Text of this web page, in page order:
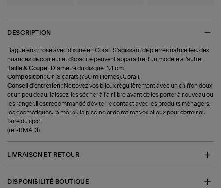
DESCRIPTION
Bague en or rose avec disque en Corail. S'agissant de pierres naturelles, des
nuances de couleur et d'opacité peuvent apparaître d'un modèle à l'autre.
Taille & Coupe : Diamètre du disque : 1,4 cm.
Composition :Or 18 carats (750 millièmes). Corail.
Conseil d'entretien : Nettoyez vos bijoux régulièrement avec un chiffon doux
et un peu d'eau, laissez-les sécher à l'air libre avant de les porter à nouveau ou
les ranger. Il est recommandé d'éviter le contact avec les produits ménagers,
les cosmétiques, la mer ou la piscine et de retirez vos bijoux pour dormir ou
faire du sport.
(ref-RMAD1)
LIVRAISON ET RETOUR
DISPONIBILITÉ BOUTIQUE